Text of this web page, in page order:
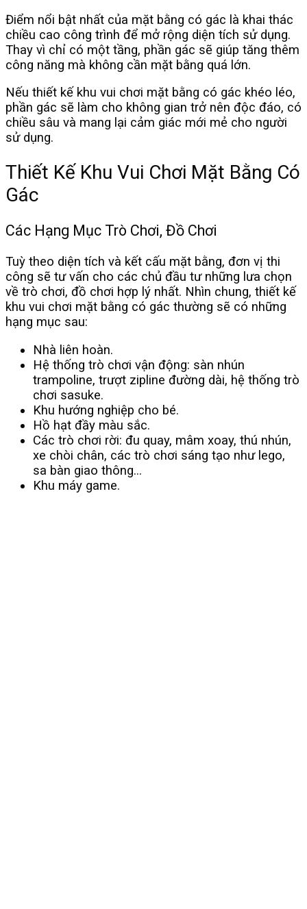
Điểm nổi bật nhất của mặt bằng có gác là khai thác
chiều cao công trình để mở rộng diện tích sử dụng.
Thay vì chỉ có một tầng, phần gác sẽ giúp tăng thêm
công năng mà không cần mặt bằng quá lớn.
Nếu thiết kế khu vui chơi mặt bằng có gác khéo léo,
phần gác sẽ làm cho không gian trở nên độc đáo, có
chiều sâu và mang lại cảm giác mới mẻ cho người
sử dụng.
Thiết Kế Khu Vui Chơi Mặt Bằng Có
Gác
Các Hạng Mục Trò Chơi, Đồ Chơi
Tuỳ theo diện tích và kết cấu mặt bằng, đơn vị thi
công sẽ tư vấn cho các chủ đầu tư những lưa chọn
về trò chơi, đồ chơi hợp lý nhất. Nhìn chung, thiết kế
khu vui chơi mặt bằng có gác thường sẽ có những
hạng mục sau:
Nhà liên hoàn.
Hệ thống trò chơi vận động: sàn nhún
trampoline, trượt zipline đường dài, hệ thống trò
chơi sasuke.
Khu hướng nghiệp cho bé.
Hồ hạt đầy màu sắc.
Các trò chơi rời: đu quay, mâm xoay, thú nhún,
xe chòi chân, các trò chơi sáng tạo như lego,
sa bàn giao thông…
Khu máy game.